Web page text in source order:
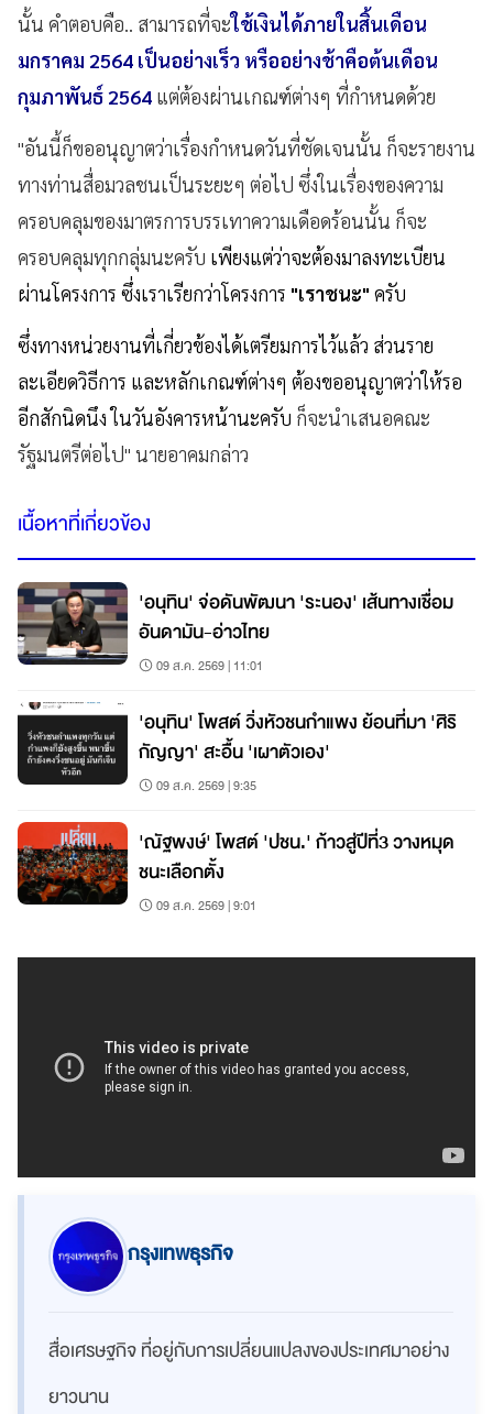
นั้น คำตอบคือ.. สามารถที่จะใช้เงินได้ภายในสิ้นเดือน
มกราคม 2564 เป็นอย่างเร็ว หรืออย่างช้าคือต้นเดือน
กุมภาพันธ์ 2564 แต่ต้องผ่านเกณฑ์ต่างๆ ที่กำหนดด้วย
"อันนี้ก็ขออนุญาตว่าเรื่องกำหนดวันที่ชัดเจนนั้น ก็จะรายงาน
ทางท่านสื่อมวลชนเป็นระยะๆ ต่อไป ซึ่งในเรื่องของความ
ครอบคลุมของมาตรการบรรเทาความเดือดร้อนนั้น ก็จะ
ครอบคลุมทุกกลุ่มนะครับ เพียงแต่ว่าจะต้องมาลงทะเบียน
ผ่านโครงการ ซึ่งเราเรียกว่าโครงการ "เราชนะ" ครับ
ซึ่งทางหน่วยงานที่เกี่ยวข้องได้เตรียมการไว้แล้ว ส่วนราย
ละเอียดวิธีการ และหลักเกณฑ์ต่างๆ ต้องขออนุญาตว่าให้รอ
อีกสักนิดนึง ในวันอังคารหน้านะครับ ก็จะนำเสนอคณะ
รัฐมนตรีต่อไป" นายอาคมกล่าว
เนื้อหาที่เกี่ยวข้อง
'อนุทิน' จ่อดันพัฒนา 'ระนอง' เส้นทางเชื่อม
อันดามัน-อ่าวไทย
09 ส.ค. 2569 | 11:01
'อนุทิน' โพสต์ วิ่งหัวชนกำแพง ย้อนที่มา 'ศิริ
กัญญา' สะอื้น 'เผาตัวเอง'
09 ส.ค. 2569 | 9:35
'ณัฐพงษ์' โพสต์ 'ปชน.' ก้าวสู่ปีที่3 วางหมุด
ชนะเลือกตั้ง
09 ส.ค. 2569 | 9:01
กรุงเทพธุรกิจ
สื่อเศรษฐกิจ ที่อยู่กับการเปลี่ยนแปลงของประเทศมาอย่าง
ยาวนาน